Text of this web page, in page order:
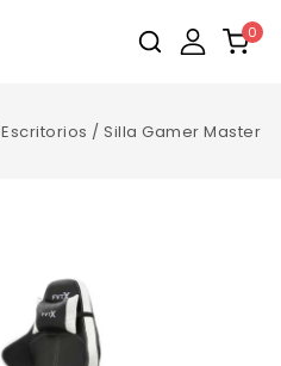
0
Escritorios / Silla Gamer Master